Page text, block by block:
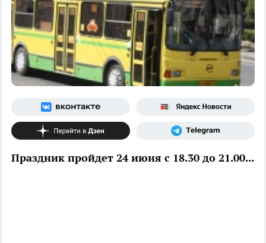
Праздник пройдет 24 июня с 18.30 до 21.00...